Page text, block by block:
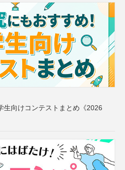
生向けコンテストまとめ《2026